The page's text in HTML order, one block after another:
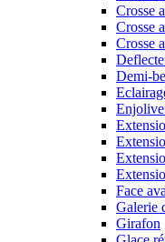
Crosse
Crosse
Crosse
Demi-
Face
Galerie
Girafon